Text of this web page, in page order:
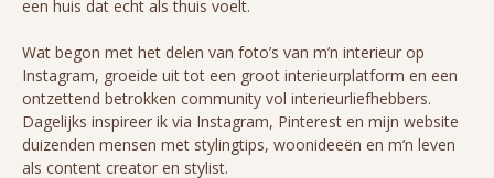
een huis dat echt als thuis voelt.
Wat begon met het delen van foto’s van m’n interieur op
Instagram, groeide uit tot een groot interieurplatform en een
ontzettend betrokken community vol interieurliefhebbers.
Dagelijks inspireer ik via Instagram, Pinterest en mijn website
duizenden mensen met stylingtips, woonideeën en m’n leven
als content creator en stylist.